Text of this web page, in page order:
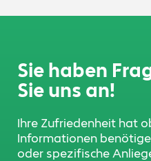
Sie haben
Sie uns an!
Ihre Zufriedenheit hat
Informationen
oder spezifische